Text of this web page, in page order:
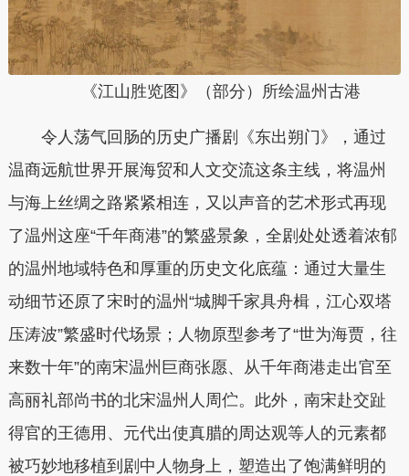
《江山胜览图》（部分）所绘温州古港
令人荡气回肠的历史广播剧《东出朔门》，通过
温商远航世界开展海贸和人文交流这条主线，将温州
与海上丝绸之路紧紧相连，又以声音的艺术形式再现
了温州这座“千年商港”的繁盛景象，全剧处处透着浓郁
的温州地域特色和厚重的历史文化底蕴：通过大量生
动细节还原了宋时的温州“城脚千家具舟楫，江心双塔
压涛波”繁盛时代场景；人物原型参考了“世为海贾，往
来数十年”的南宋温州巨商张愿、从千年商港走出官至
高丽礼部尚书的北宋温州人周伫。此外，南宋赴交趾
得官的王德用、元代出使真腊的周达观等人的元素都
被巧妙地移植到剧中人物身上，塑造出了饱满鲜明的